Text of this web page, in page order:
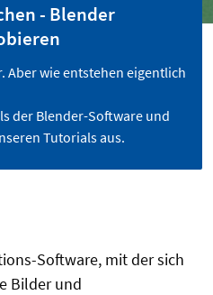
- Blender
Aber wie entstehen eigentlich
der Blender-Software und
Tutorials aus.
Software, mit der sich
Bilder und